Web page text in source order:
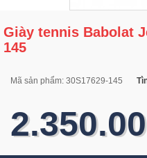
Giày tennis Babolat
145
Mã sản phẩm: 30S17629-145